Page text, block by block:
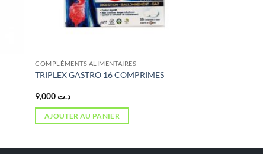
COMPLÉMENTS ALIMENTAIRES
TRIPLEX GASTRO 16 COMPRIMES
د.ت
AJOUTER AU PANIER